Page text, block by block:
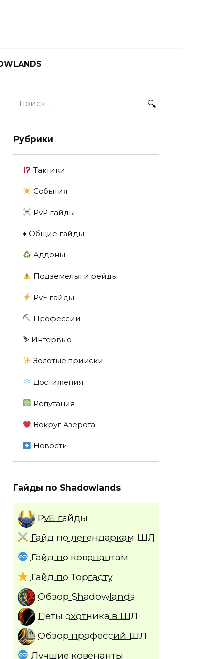
Search
for:
Рубрики
Тактики
События
PvP гайды
♦️ Общие гайды
Аддоны
Подземелья и рейды
PvE гайды
Профессии
⛷️ Интервью
Золотые прииски
Достижения
Репутация
Вокруг Азерота
Новости
Гайды по Shadowlands
PvE гайды
Гайд по легендаркам ШЛ
Гайд по ковенантам
Гайд по Торгасту
Обзор Shadowlands
Петы охотника в ШЛ
Обзор профессий ШЛ
Лучшие ковенанты